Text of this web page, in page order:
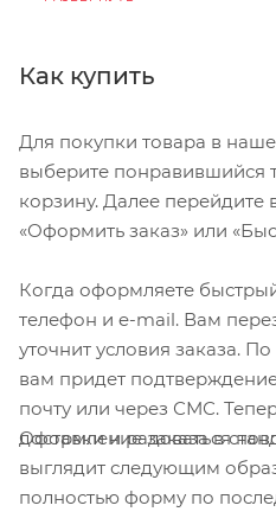
микрорегулируемым
Разветвитель ремня
комфорта и удобства
Система Mips Essential
защиты от вращательных
Как купить
Для покупки товара в
выберите понравившийся
корзину. Далее
«Оформить заказ» или
Когда оформляете
телефон и e-mail. Вам
уточнит условия заказа.
вам придет
почту или через СМС.
доставки и радоваться
Оформление заказа в
выглядит следующим
полностью форму по